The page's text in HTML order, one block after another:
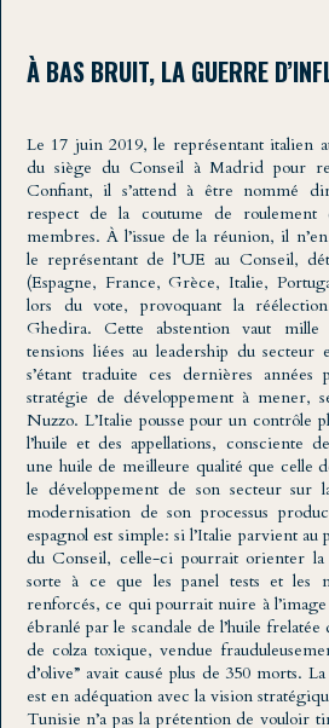
À BAS BRUIT, LA GUERRE
Le 17 juin 2019, le représentant italien
du siège du Conseil à Madrid pour
Confiant, il s’attend à être nommé
respect de la coutume de roulement
membres. À l’issue de la réunion, il
le représentant de l’UE au Conseil,
(Espagne, France, Grèce, Italie,
lors du vote, provoquant la
Ghedira. Cette abstention vaut mille
tensions liées au leadership du secteur
s’étant traduite ces dernières
stratégie de développement à mener,
Nuzzo. L’Italie pousse pour un contrôle
l’huile et des appellations, consciente
une huile de meilleure qualité que celle
le développement de son secteur sur
modernisation de son processus
espagnol est simple: si l’Italie parvient au
du Conseil, celle-ci pourrait orienter
sorte à ce que les panel tests et les
renforcés, ce qui pourrait nuire à
ébranlé par le scandale de l’huile frelatée
de colza toxique, vendue
d’olive” avait causé plus de 350 morts.
est en adéquation avec la vision
Tunisie n’a pas la prétention de vouloir